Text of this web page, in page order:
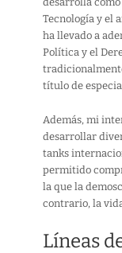
Tecnología y el
ha llevado a
Política y el
título de
Además, mi
desarrollar
tanks
permitido
la que la
contrario, la
Líneas